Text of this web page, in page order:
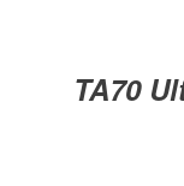
TA70